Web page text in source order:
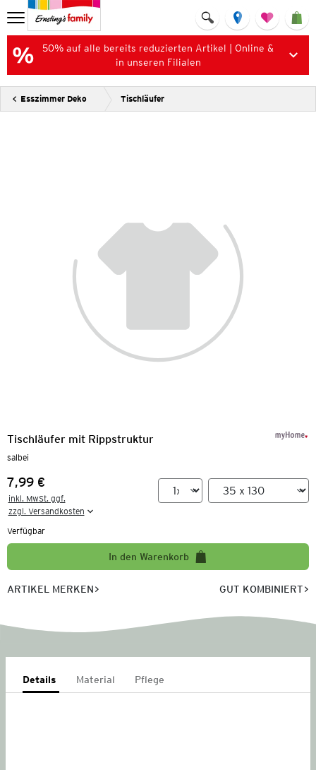
50% auf alle bereits reduzierten Artikel | Online &
in unseren Filialen
Esszimmer Deko Tischläufer
Tischläufer mit Rippstruktur
salbei
Preis:
7,99 €
inkl. MwSt. ggf.
zzgl. Versandkosten
Verfügbar
In den Warenkorb
ARTIKEL MERKEN GUT KOMBINIERT
Details Material Pflege